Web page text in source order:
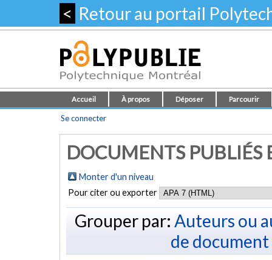
< Retour au portail
Accueil À propos Déposer Parcourir
Se connecter
DOCUMENTS PUBLIÉS
Monter d'un niveau
Pour citer ou exporter
Grouper par: Auteurs ou
de document